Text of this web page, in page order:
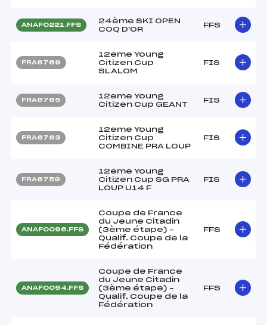
ANAF0221.FFS
24ème SKI OPEN
COQ D'OR
FFS
FRA6769
12eme Young
Citizen Cup
SLALOM
FIS
FRA6765
12eme Young
Citizen Cup GEANT
FIS
FRA6763
12eme Young
Citizen Cup
COMBINE PRA LOUP
FIS
FRA6759
12eme Young
Citizen Cup SG PRA
LOUP U14 F
FIS
ANAF0096.FFS
Coupe de France
du Jeune Citadin
(3ème étape) –
Qualif. Coupe de la
Fédération
FFS
ANAF0094.FFS
Coupe de France
du Jeune Citadin
(3ème étape) –
Qualif. Coupe de la
Fédération
FFS